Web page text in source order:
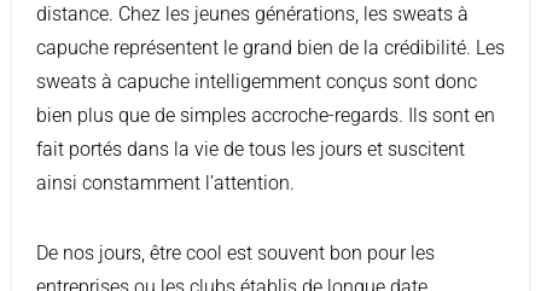
distance. Chez les jeunes générations, les sweats à
capuche représentent le grand bien de la crédibilité. Les
sweats à capuche intelligemment conçus sont donc
bien plus que de simples accroche-regards. Ils sont en
fait portés dans la vie de tous les jours et suscitent
ainsi constamment l’attention.
De nos jours, être cool est souvent bon pour les
entreprises ou les clubs établis de longue date.